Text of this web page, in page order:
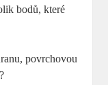
bodů,‍ které
povrchovou